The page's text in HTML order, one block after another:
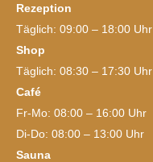
Rezeption
Täglich: 09:00 – 18:00 Uhr
Shop
Täglich: 08:30 – 17:30 Uhr
Café
Fr-Mo: 08:00 – 16:00 Uhr
Di-Do: 08:00 – 13:00 Uhr
Sauna